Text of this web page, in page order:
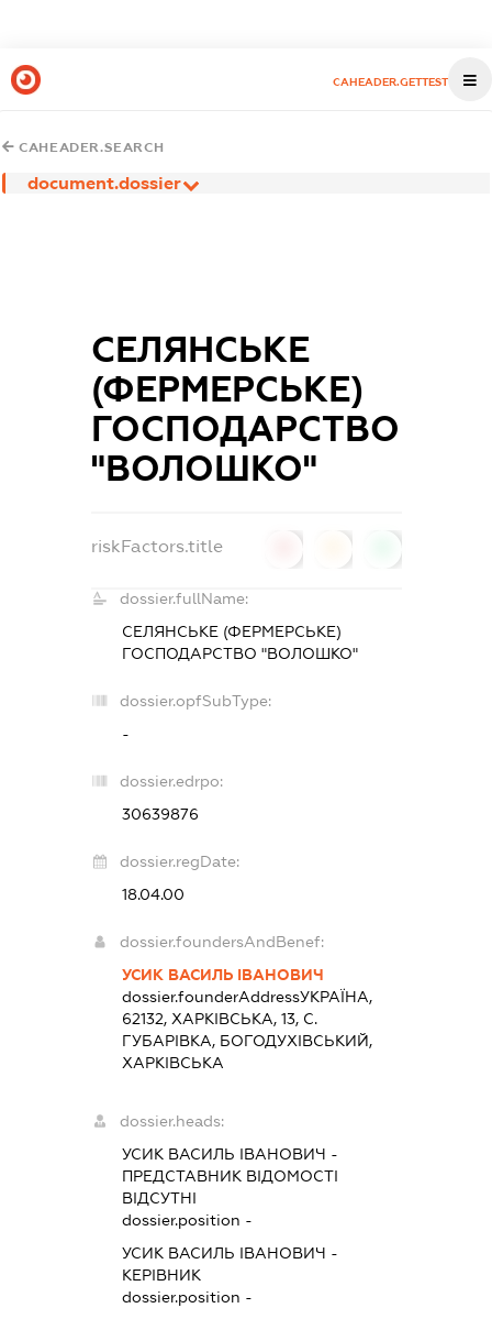
CAHEADER.GETTEST
CAHEADER.SEARCH
document.dossier
СЕЛЯНСЬКЕ
(ФЕРМЕРСЬКЕ)
ГОСПОДАРСТВО
"ВОЛОШКО"
riskFactors.title
dossier.fullName:
СЕЛЯНСЬКЕ (ФЕРМЕРСЬКЕ)
ГОСПОДАРСТВО "ВОЛОШКО"
dossier.opfSubType:
-
dossier.edrpo:
30639876
dossier.regDate:
18.04.00
dossier.foundersAndBenef:
УСИК ВАСИЛЬ ІВАНОВИЧ
dossier.founderAddressУКРАЇНА,
62132, ХАРКІВСЬКА, 13, С.
ГУБАРІВКА, БОГОДУХІВСЬКИЙ,
ХАРКІВСЬКА
dossier.heads:
УСИК ВАСИЛЬ ІВАНОВИЧ -
ПРЕДСТАВНИКВІДОМОСТІ
ВІДСУТНІ
dossier.position -
УСИК ВАСИЛЬ ІВАНОВИЧ -
КЕРІВНИК
dossier.position -